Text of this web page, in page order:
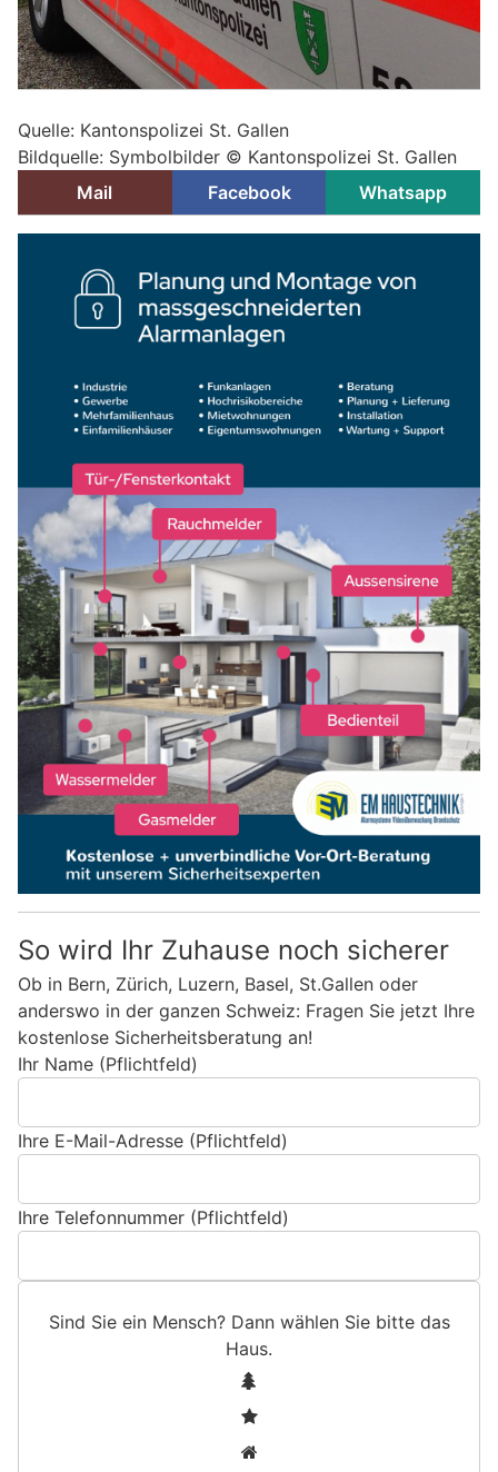
Quelle: Kantonspolizei St. Gallen
Bildquelle: Symbolbilder © Kantonspolizei St. Gallen
Mail
Facebook Whatsapp
So wird Ihr Zuhause noch sicherer
Ob in Bern, Zürich, Luzern, Basel, St.Gallen oder
anderswo in der ganzen Schweiz: Fragen Sie jetzt Ihre
kostenlose Sicherheitsberatung an!
Ihr Name (Pflichtfeld)
Ihre E-Mail-Adresse (Pflichtfeld)
Ihre Telefonnummer (Pflichtfeld)
Sind Sie ein Mensch? Dann wählen Sie bitte das
Haus.